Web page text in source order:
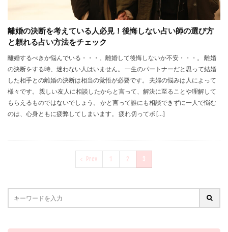
離婚の決断を考えている人必見！後悔しない占い師の選び方
と頼れる占い方法をチェック
離婚するべきか悩んでいる・・・。離婚して後悔しないか不安・・・。 離婚
の決断をする時、迷わない人はいません。 一生のパートナーだと思って結婚
した相手との離婚の決断は相当の覚悟が必要です。 夫婦の悩みは人によって
様々です。 親しい友人に相談したからと言って、解決に至ることや理解して
もらえるものではないでしょう。 かと言って誰にも相談できずに一人で悩む
のは、心身ともに疲弊してしまいます。 疲れ切ってボ […]
Prev 1 2 3